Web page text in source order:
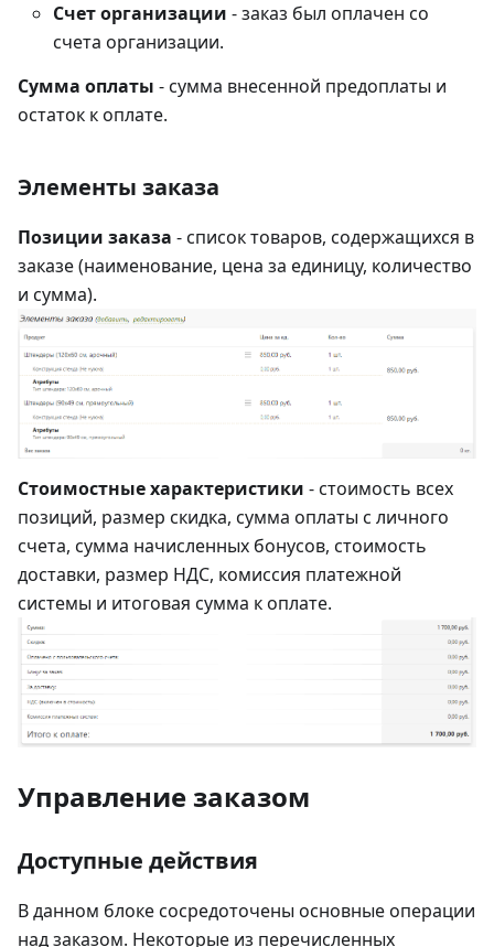
Счет организации - заказ был оплачен со
счета организации.
Сумма оплаты - сумма внесенной предоплаты и
остаток к оплате.
Элементы заказа
Позиции заказа - список товаров, содержащихся в
заказе (наименование, цена за единицу, количество
и сумма).
Стоимостные характеристики - стоимость всех
позиций, размер скидка, сумма оплаты с личного
счета, сумма начисленных бонусов, стоимость
доставки, размер НДС, комиссия платежной
системы и итоговая сумма к оплате.
Управление заказом
Доступные действия
В данном блоке сосредоточены основные операции
над заказом. Некоторые из перечисленных